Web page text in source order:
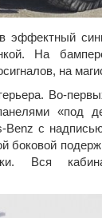
эффектный
На
на
Во-
«под
Benz c
боковой
Вся